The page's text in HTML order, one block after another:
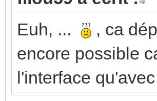
Euh, ...
, ca
encore possible
l'interface